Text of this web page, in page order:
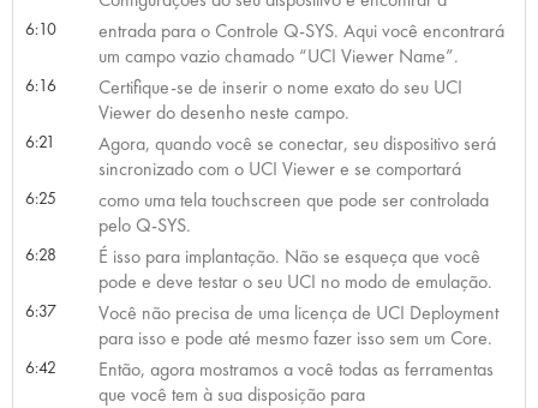
6:10
entrada para o Controle Q-SYS. Aqui você encontrará
um campo vazio chamado “UCI Viewer Name”.
6:16
Certifique-se de inserir o nome exato do seu UCI
Viewer do desenho neste campo.
6:21
Agora, quando você se conectar, seu dispositivo será
sincronizado com o UCI Viewer e se comportará
6:25
como uma tela touchscreen que pode ser controlada
pelo Q-SYS.
6:28
É isso para implantação. Não se esqueça que você
pode e deve testar o seu UCI no modo de emulação.
6:37
Você não precisa de uma licença de UCI Deployment
para isso e pode até mesmo fazer isso sem um Core.
6:42
Então, agora mostramos a você todas as ferramentas
que você tem à sua disposição para